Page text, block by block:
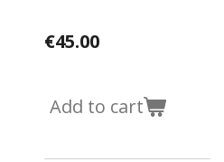
€45.00
Add to cart